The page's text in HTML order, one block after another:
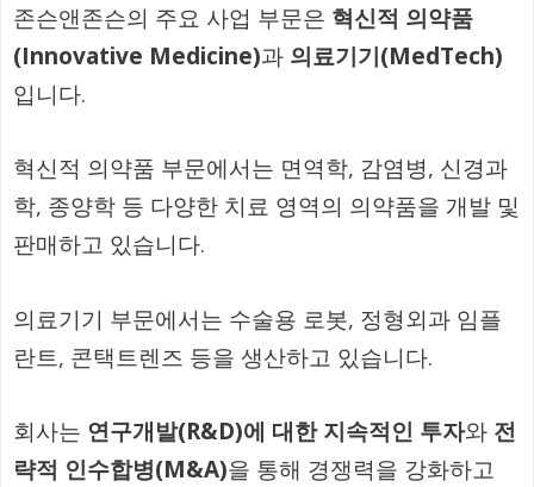
존슨앤존슨의 주요 사업 부문은 혁신적 의약품
(Innovative Medicine)과 의료기기(MedTech)
입니다.
혁신적 의약품 부문에서는 면역학, 감염병, 신경과
학, 종양학 등 다양한 치료 영역의 의약품을 개발 및
판매하고 있습니다.
의료기기 부문에서는 수술용 로봇, 정형외과 임플
란트, 콘택트렌즈 등을 생산하고 있습니다.
회사는 연구개발(R&D)에 대한 지속적인 투자와 전
략적 인수합병(M&A)을 통해 경쟁력을 강화하고